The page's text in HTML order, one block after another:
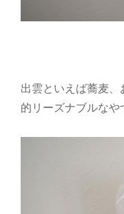
出雲といえば蕎麦
的リーズナブルなや